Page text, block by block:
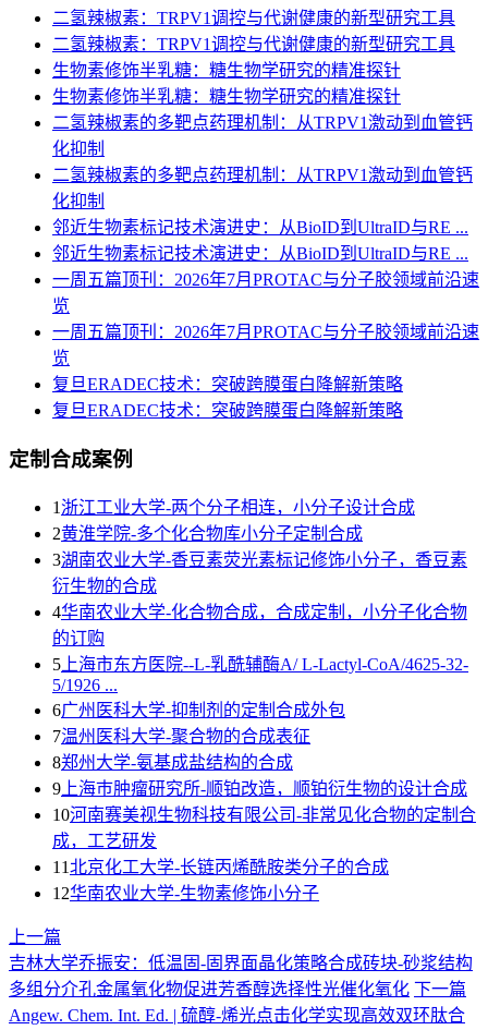
二氢辣椒素：TRPV1调控与代谢健康的新型研究工具
二氢辣椒素：TRPV1调控与代谢健康的新型研究工具
生物素修饰半乳糖：糖生物学研究的精准探针
生物素修饰半乳糖：糖生物学研究的精准探针
二氢辣椒素的多靶点药理机制：从TRPV1激动到血管钙
化抑制
二氢辣椒素的多靶点药理机制：从TRPV1激动到血管钙
化抑制
邻近生物素标记技术演进史：从BioID到UltraID与RE ...
邻近生物素标记技术演进史：从BioID到UltraID与RE ...
一周五篇顶刊：2026年7月PROTAC与分子胶领域前沿速
览
一周五篇顶刊：2026年7月PROTAC与分子胶领域前沿速
览
复旦ERADEC技术：突破跨膜蛋白降解新策略
复旦ERADEC技术：突破跨膜蛋白降解新策略
定制合成案例
1 浙江工业大学-两个分子相连，小分子设计合成
2黄淮学院-多个化合物库小分子定制合成
3湖南农业大学-香豆素荧光素标记修饰小分子，香豆素
衍生物的合成
4华南农业大学-化合物合成，合成定制，小分子化合物
的订购
5 上海市东方医院--L-乳酰辅酶A/ L-Lactyl-CoA/4625-32-
5/1926 ...
6广州医科大学-抑制剂的定制合成外包
7温州医科大学-聚合物的合成表征
8郑州大学-氨基成盐结构的合成
9 上海巿肿瘤研究所-顺铂改造，顺铂衍生物的设计合成
10河南赛美视生物科技有限公司-非常见化合物的定制合
成，工艺研发
11北京化工大学-长链丙烯酰胺类分子的合成
12华南农业大学-生物素修饰小分子
上一篇
吉林大学乔振安：低温固-固界面晶化策略合成砖块-砂浆结构
多组分介孔金属氧化物促进芳香醇选择性光催化氧化 下一篇
Angew. Chem. Int. Ed. | 硫醇-烯光点击化学实现高效双环肽合